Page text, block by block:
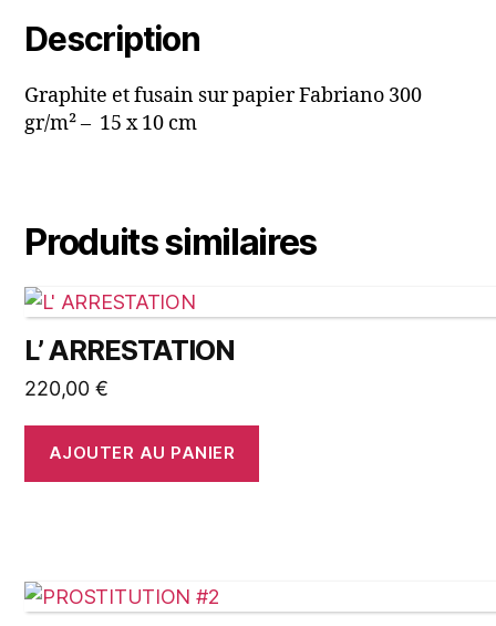
Description
Graphite et fusain sur papier Fabriano 300
gr/m² – 15 x 10 cm
Produits similaires
L’ ARRESTATION
220,00 €
AJOUTER AU PANIER